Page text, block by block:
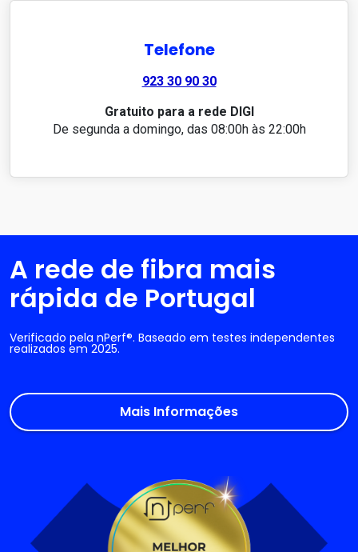
Telefone
923 30 90 30
Gratuito para a rede DIGI
De segunda a domingo, das 08:00h às 22:00h
A rede de fibra mais
rápida de Portugal
Verificado pela nPerf®. Baseado em testes independentes
realizados em 2025.
Mais Informações